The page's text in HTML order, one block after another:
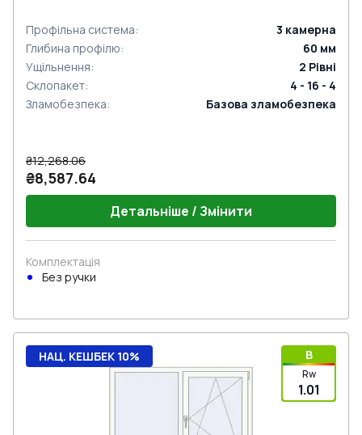
Профільна система: 3 камерна
Глибина профілю: 60 мм
Ущільнення: 2 Рівні
Склопакет:
4 - 16 - 4
Зламобезпека: Базова зламобезпека
₴12,268.06
₴8,587.64
Детальніше / Змінити
Комплектація
Без ручки
B
Rw
1.01
НАЦ. КЕШБЕК 10%